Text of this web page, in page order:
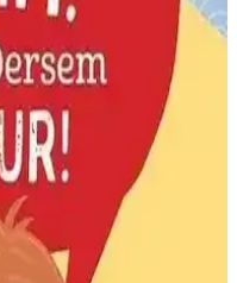
Dr. Selçuk
Çocuk
farklı
bilimsel temelli pratik
rehberlik eder.
Muhtişim Eğitici
Bir Arada